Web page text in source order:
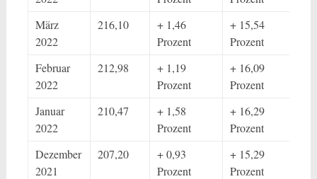
März
2022
216,10
+ 1,46
Prozent
+ 15,54
Prozent
Februar
2022
212,98
+ 1,19
Prozent
+ 16,09
Prozent
Januar
2022
210,47
+ 1,58
Prozent
+ 16,29
Prozent
Dezember
2021
207,20
+ 0,93
Prozent
+ 15,29
Prozent